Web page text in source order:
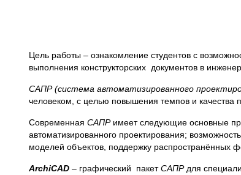
Цель работы – ознакомление студентов с
выполнения конструкторских документов в
САПР (система автоматизированного
человеком, с целью повышения темпов и качества
Современная САПРимеет следующие основные
автоматизированного проектирования;
моделей объектов, поддержку распространённых
ArchiCAD – графический пакетСАПРдля